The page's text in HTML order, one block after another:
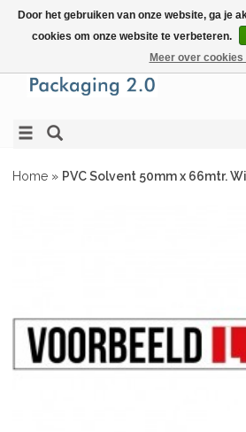
Home » PVC Solvent 50mm x 66mtr.
Door het gebruiken van onze website, ga je
cookies om onze website te verbeteren.
Meer over cookies